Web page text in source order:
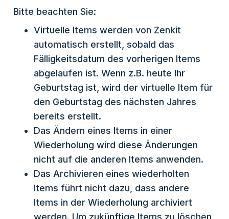
Bitte beachten Sie:
Virtuelle Items werden von Zenkit
automatisch erstellt, sobald das
Fälligkeitsdatum des vorherigen Items
abgelaufen ist. Wenn z.B. heute Ihr
Geburtstag ist, wird der virtuelle Item für
den Geburtstag des nächsten Jahres
bereits erstellt.
Das Ändern eines Items in einer
Wiederholung wird diese Änderungen
nicht auf die anderen Items anwenden.
Das Archivieren eines wiederholten
Items führt nicht dazu, dass andere
Items in der Wiederholung archiviert
werden. Um zukünftige Items zu löschen,